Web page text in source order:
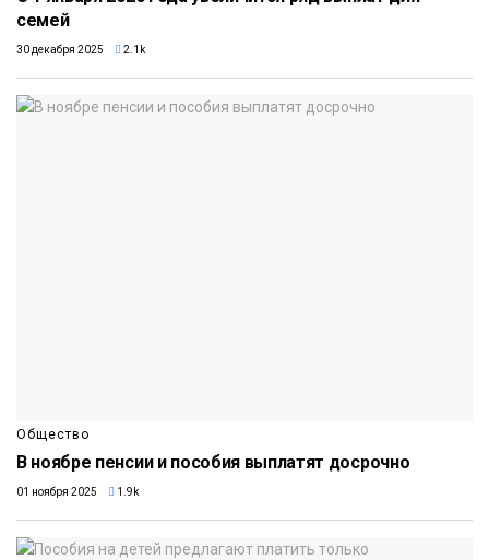
семей
30 декабря 2025 2.1k
Общество
В ноябре пенсии и пособия выплатят досрочно
01 ноября 2025 1.9k